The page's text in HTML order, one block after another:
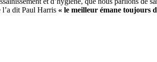
l’a dit Paul Harris « le meilleur émane toujours